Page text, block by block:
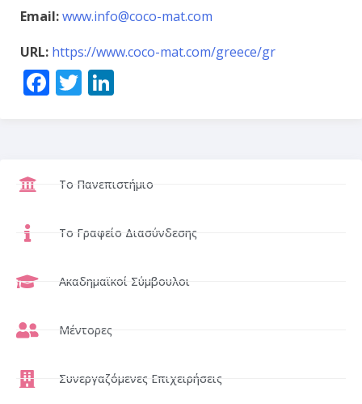
Email:www.info@coco-mat.com
URL: https://www.coco-mat.com/greece/gr
Facebook
Twitter
Το Πανεπιστήμιο
Το Γραφείο Διασύνδεσης
Ακαδημαϊκοί Σύμβουλοι
Μέντορες
Συνεργαζόμενες Επιχειρήσεις